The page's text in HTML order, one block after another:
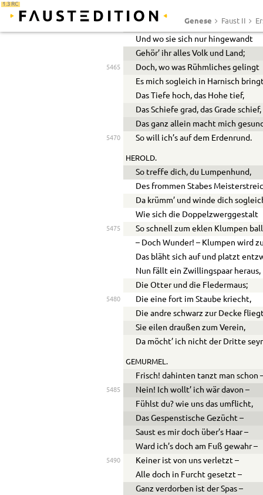
1.3 RC
Genese Faust II
Mit ihrem weißen Flügelpaar,
Sie dünkt sich wohl sie sey ein Aar.
Und wo sie sich nur hingewandt
Gehör’ ihr alles Volk und Land;
5465
Doch, wo was Rühmliches gelingt
Es mich sogleich in Harnisch
Das Tiefe hoch, das Hohe tief,
Das Schiefe grad, das Grade schief,
Das ganz allein macht mich
5470 So will ich’s auf dem Erdenrund.
HEROLD.
So treffe dich, du Lumpenhund,
Des frommen Stabes
Da krümm’ und winde dich
Wie sich die Doppelzwerggestalt
5475
So schnell zum eklen Klumpen
– Doch Wunder! – Klumpen wird
Das bläht sich auf und platzt
Nun fällt ein Zwillingspaar heraus,
Die Otter und die Fledermaus;
5480
Die eine fort im Staube kriecht,
Die andre schwarz zur Decke
Sie eilen draußen zum Verein,
Da möcht’ ich nicht der Dritte
GEMURMEL.
Frisch! dahinten tanzt man schon
5485
Nein! Ich wollt’ ich wär davon –
Fühlst du? wie uns das umflicht,
Das Gespenstische Gezücht –
Saust es mir doch über’s Haar –
Ward ich’s doch am Fuß gewahr –
5490
Keiner ist von uns verletzt –
Alle doch in Furcht gesetzt –
Ganz verdorben ist der Spas –